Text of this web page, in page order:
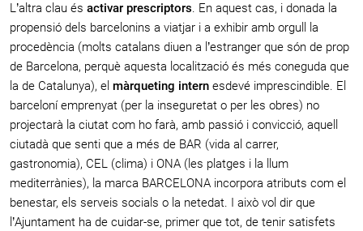
L’altra clau és activar prescriptors. En aquest cas, i donada la
propensió dels barcelonins a viatjar i a exhibir amb orgull la
procedència (molts catalans diuen a l’estranger que són de prop
de Barcelona, perquè aquesta localització és més coneguda que
la de Catalunya), el màrqueting intern esdevé imprescindible. El
barceloní emprenyat (per la inseguretat o per les obres) no
projectarà la ciutat com ho farà, amb passió i convicció, aquell
ciutadà que senti que a més de BAR (vida al carrer,
gastronomia), CEL (clima) i ONA (les platges i la llum
mediterrànies), la marca BARCELONA incorpora atributs com el
benestar, els serveis socials o la netedat. I això vol dir que
l’Ajuntament ha de cuidar-se, primer que tot, de tenir satisfets